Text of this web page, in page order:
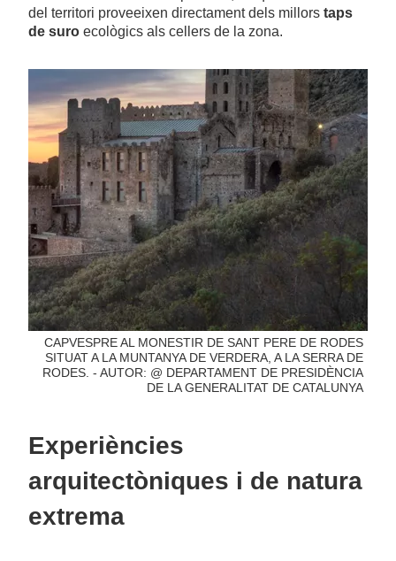
del territori proveeixen directament dels millors taps
de suro ecològics als cellers de la zona.
CAPVESPRE AL MONESTIR DE SANT PERE DE RODES
SITUAT A LA MUNTANYA DE VERDERA, A LA SERRA DE
RODES. - AUTOR: @ DEPARTAMENT DE PRESIDÈNCIA
DE LA GENERALITAT DE CATALUNYA
Experiències
arquitectòniques i de natura
extrema